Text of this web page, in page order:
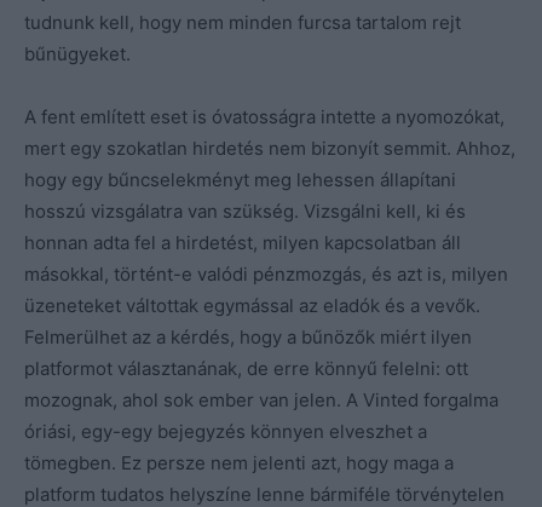
tudnunk kell, hogy nem minden furcsa tartalom rejt
bűnügyeket.
A fent említett eset is óvatosságra intette a nyomozókat,
mert egy szokatlan hirdetés nem bizonyít semmit. Ahhoz,
hogy egy bűncselekményt meg lehessen állapítani
hosszú vizsgálatra van szükség. Vizsgálni kell, ki és
honnan adta fel a hirdetést, milyen kapcsolatban áll
másokkal, történt-e valódi pénzmozgás, és azt is, milyen
üzeneteket váltottak egymással az eladók és a vevők.
Felmerülhet az a kérdés, hogy a bűnözők miért ilyen
platformot választanának, de erre könnyű felelni: ott
mozognak, ahol sok ember van jelen. A Vinted forgalma
óriási, egy-egy bejegyzés könnyen elveszhet a
tömegben. Ez persze nem jelenti azt, hogy maga a
platform tudatos helyszíne lenne bármiféle törvénytelen